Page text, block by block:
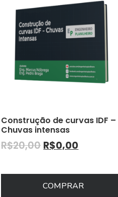
Construção de curvas IDF –
Chuvas intensas
R$20,00R$0,00
COMPRAR